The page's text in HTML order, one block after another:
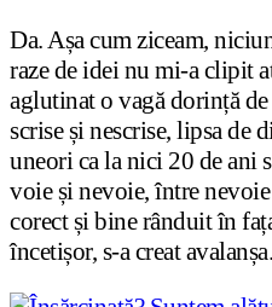
Da. Așa cum ziceam,
raze de idei nu mi-a clipit
aglutinat o vagă dorință
scrise și nescrise, lipsa de
uneori ca la nici 20 de ani
voie și nevoie, între
corect și bine rânduit în
încetișor, s-a creat avalanșa.